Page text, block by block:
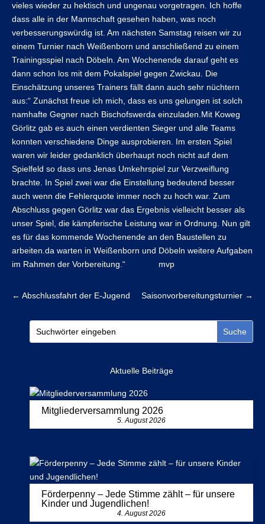
vieles wieder zu hektisch und ungenau vorgetragen. Ich hoffe
dass alle in der Mannschaft gesehen haben, was noch
verbesserungswürdig ist. Am nächsten Samstag reisen wir zu
einem Turnier nach Weißenborn und anschließend zu einem
Trainingsspiel nach Döbeln. Am Wochenende darauf geht es
dann schon los mit dem Pokalspiel gegen Zwickau. Die
Einschätzung unseres Trainers fällt dann auch sehr nüchtern
aus:“ Zunächst freue ich mich, dass es uns gelungen ist solch
namhafte Gegner nach Bischofswerda einzuladen.Mit Koweg
Görlitz gab es auch einen verdienten Sieger und alle Teams
konnten verschiedene Dinge ausprobieren. Im ersten Spiel
waren wir leider gedanklich überhaupt noch nicht auf dem
Spielfeld so dass uns Jenas Umkehrspiel zur Verzweiflung
brachte. In Spiel zwei war die Einstellung bedeutend besser
auch wenn die Fehlerquote immer noch zu hoch war. Zum
Abschluss gegen Görlitz war das Ergebnis vielleicht besser als
unser Spiel, die kämpferische Leistung war in Ordnung. Nun gilt
es für das kommende Wochenende an den Baustellen zu
arbeiten.da warten in Weißenborn und Döbeln weitere Aufgaben
im Rahmen der Vorbereitung.“ mvp
← Abschlussfahrt der E-Jugend Saisonvorbereitungsturnier →
Aktuelle Beiträge
Mitgliederversammlung 2026
5. August 2026
Förderpenny – Jede Stimme zählt – für unsere
Kinder und Jugendlichen!
4. August 2026